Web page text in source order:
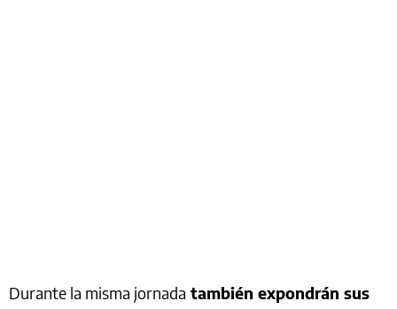
Durante la misma jornada también expondrán sus